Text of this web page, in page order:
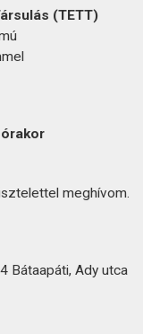
(TETT)
meghívom.
Bátaapáti, Ady utca